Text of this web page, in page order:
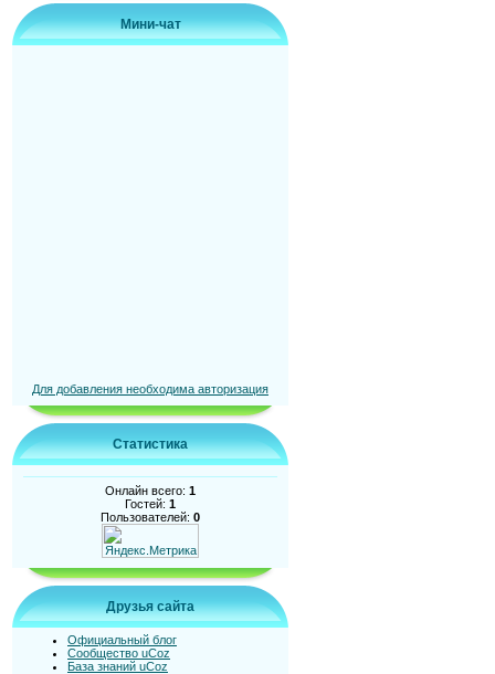
Мини-чат
Для добавления необходима авторизация
Статистика
Онлайн всего: 1
Гостей: 1
Пользователей: 0
Друзья сайта
Официальный блог
Сообщество uCoz
База знаний uCoz